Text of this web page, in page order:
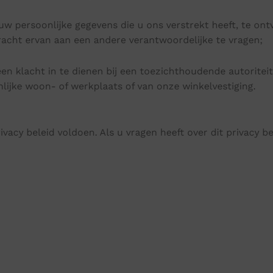
persoonlijke gegevens die u ons verstrekt heeft, te
ervan aan een andere verantwoordelijke te vragen;
klacht in te dienen bij een toezichthoudende
woon- of werkplaats of van onze winkelvestiging.
beleid voldoen. Als u vragen heeft over dit privacy